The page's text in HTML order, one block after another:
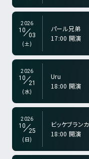
2026
10
03
(土)
パール兄弟
17:00 開演
color="gry">
2026
10
21
(水)
Uru
18:00 開演
color="gry">
2026
10
25
(日)
ビッケブランカ
18:00 開演
color="gry">